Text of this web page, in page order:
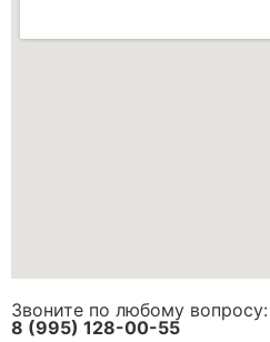
Звоните по любому вопросу:
8 (995) 128-00-55